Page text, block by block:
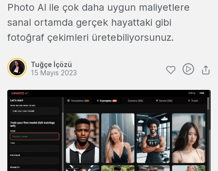
Photo AI ile çok daha uygun maliyetlere
sanal ortamda gerçek hayattaki gibi
fotoğraf çekimleri üretebiliyorsunuz.
Tuğçe İçözü
15 Mayıs 2023